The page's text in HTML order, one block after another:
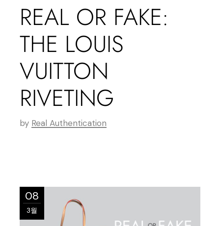
REAL OR FAKE:
THE LOUIS
VUITTON
RIVETING
by Real Authentication
08
3월